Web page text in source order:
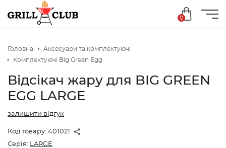
0
Головна
Аксесуари та комплектуючі
Комплектуючі Big Green Egg
Відсікач жару для BIG GREEN
EGG LARGE
Код товару: 401021
залишити відгук
Серія: LARGE